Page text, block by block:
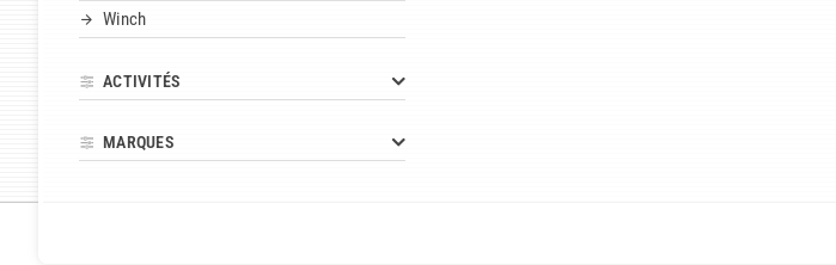
Winch
ACTIVITÉS
MARQUES